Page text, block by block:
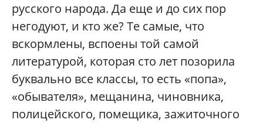
русского народа. Да еще и до сих пор
негодуют, и кто же? Те самые, что
вскормлены, вспоены той самой
литературой, которая сто лет позорила
буквально все классы, то есть «попа»,
«обывателя», мещанина, чиновника,
полицейского, помещика, зажиточного